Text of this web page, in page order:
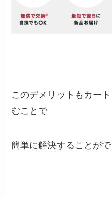
このデメリットもカー
むことで
簡単に解決することがで